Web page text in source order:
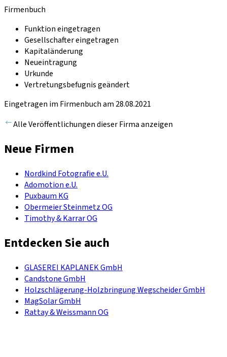
Firmenbuch
Funktion eingetragen
Gesellschafter eingetragen
Kapitaländerung
Neueintragung
Urkunde
Vertretungsbefugnis geändert
Eingetragen im Firmenbuch am 28.08.2021
Alle Veröffentlichungen dieser Firma anzeigen
Neue Firmen
Nordkind Fotografie e.U.
Adomotion e.U.
Puxbaum KG
Obermeier Steinmetz OG
Timothy & Karrar OG
Entdecken Sie auch
GLASEREI KAPLANEK GmbH
Candstone GmbH
Holzschlägerung-Holzbringung Wegscheider GmbH
MagSolar GmbH
Rattay & Weissmann OG